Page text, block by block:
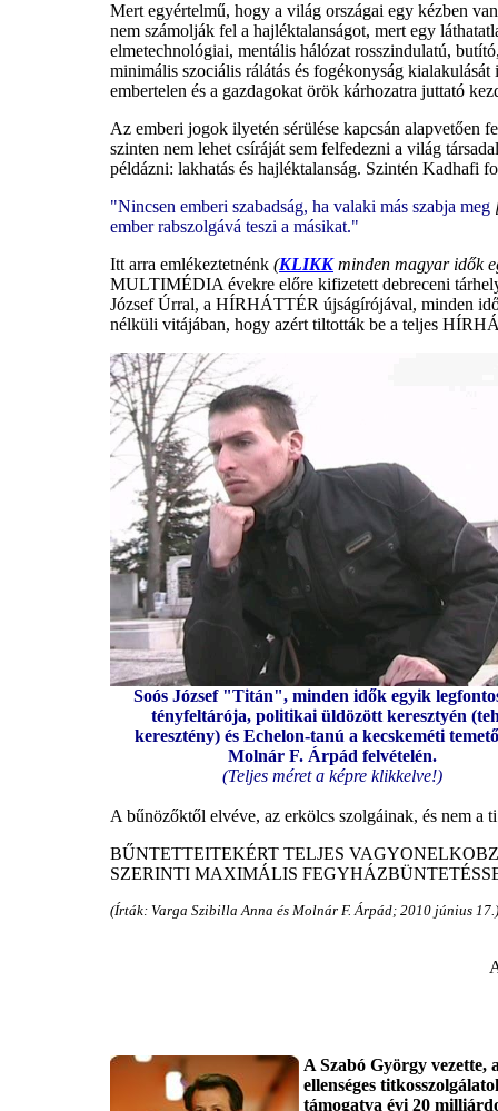
Mert egyértelmű, hogy a világ országai egy kézben
nem számolják fel a hajléktalanságot, mert egy
elmetechnológiai, mentális hálózat rosszindulatú,
minimális szociális rálátás és fogékonyság
embertelen és a gazdagokat örök kárhozatra juttató
Az emberi jogok ilyetén sérülése kapcsán alapvetően
szinten nem lehet csíráját sem felfedezni a világ
példázni: lakhatás és hajléktalanság. Szintén Kadhafi
"Nincsen emberi szabadság, ha valaki más szabja meg
ember rabszolgává teszi a másikat."
Itt arra emlékeztetnénk (KLIKKminden magyar idők
MULTIMÉDIA évekre előre kifizetett debreceni
József Úrral, a HÍRHÁTTÉR újságírójával, minden
nélküli vitájában, hogy azért tiltották be a teljes
Soós József "Titán", minden idők egyik
tényfeltárója, politikai üldözött keresztyén
keresztény) és Echelon-tanú a kecskeméti
Molnár F. Árpád felvételén.
(Teljes méret a képre klikkelve!)
A bűnözőktől elvéve, az erkölcs szolgáinak, és nem a
BŰNTETTEITEKÉRT TELJES
SZERINTI MAXIMÁLIS
(Írták: Varga Szibilla Anna és Molnár F. Árpád; 2010 június 17.)
A Szabó György vezette,
ellenséges
támogatva évi 20